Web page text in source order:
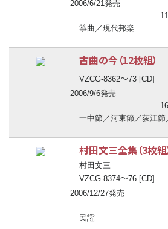
2006/6/21発売
箏曲／現代邦楽
古曲の今（12枚組）
VZCG-8362〜73 [CD]
2006/9/6発売
一中節／河東節／荻江節
村田文三全集（3枚組
村田文三
VZCG-8374〜76 [CD]
2006/12/27発売
民謡